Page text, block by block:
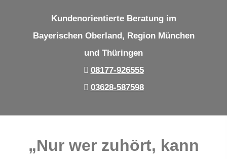
Kundenorientierte Beratung im
Bayerischen Oberland, Region München
und Thüringen
08177-926555
03628-587598
„Nur wer zuhört, kann